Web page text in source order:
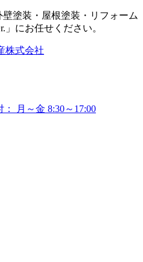
塗装・屋根塗装・リフォーム
にお任せください。